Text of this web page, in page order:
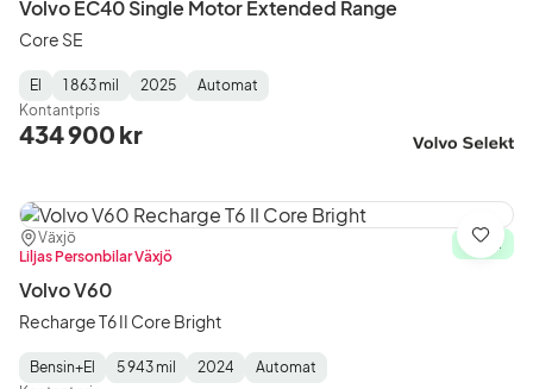
Volvo EC40 Single Motor Extended Range
Core SE
Fuel
Type:
El
Mätarställning:
1 863 mil
Model
Year:
2025
Gearbox
Type:
Automat
Kontantpris
434 900 kr
Plats:
Växjö
Återförsäljare:
Liljas Personbilar Växjö
I lager
Volvo V60
Recharge T6 II Core Bright
Fuel
Bensin+El
Mätarställning:
5 943 mil
Model
2024
Gearbox
Automat
Spara